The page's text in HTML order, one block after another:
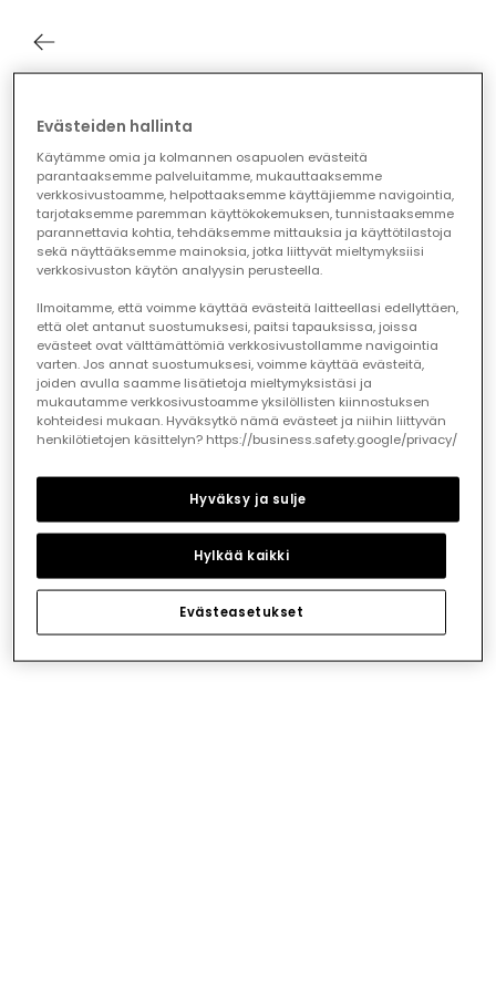
Track your order as a guest
Enter your details to see the status of your order
Order number*
Send
Evästeiden hallinta
Käytämme omia ja kolmannen osapuolen evästeitä
parantaaksemme palveluitamme, mukauttaaksemme
verkkosivustoamme, helpottaaksemme käyttäjiemme navigointia,
tarjotaksemme paremman käyttökokemuksen, tunnistaaksemme
parannettavia kohtia, tehdäksemme mittauksia ja käyttötilastoja
sekä näyttääksemme mainoksia, jotka liittyvät mieltymyksiisi
verkkosivuston käytön analyysin perusteella.
Ilmoitamme, että voimme käyttää evästeitä laitteellasi edellyttäen,
että olet antanut suostumuksesi, paitsi tapauksissa, joissa
evästeet ovat välttämättömiä verkkosivustollamme navigointia
varten. Jos annat suostumuksesi, voimme käyttää evästeitä,
joiden avulla saamme lisätietoja mieltymyksistäsi ja
mukautamme verkkosivustoamme yksilöllisten kiinnostuksen
kohteidesi mukaan. Hyväksytkö nämä evästeet ja niihin liittyvän
henkilötietojen käsittelyn? https://business.safety.google/privacy/
Evästeasetukset
Hylkää kaikki
Hyväksy ja sulje